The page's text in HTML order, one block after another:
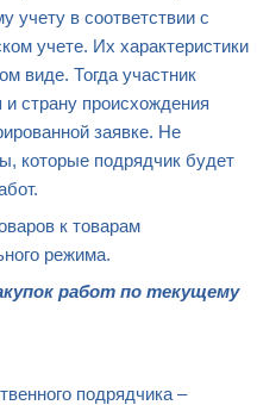
учету в соответствии с
учете. Их характеристики
виде. Тогда участник
страну происхождения
заявке. Не
которые подрядчик будет
к товарам
режима.
работ по текущему
подрядчика –